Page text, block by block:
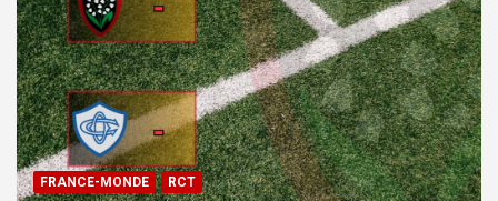
FRANCE-MONDE RCT